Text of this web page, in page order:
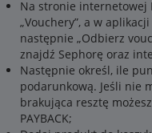
Na stronie internetowej
„Vouchery”, a w
następnie „Odbierz
znajdź Sephorę oraz
Następnie określ, ile
podarunkową. Jeśli nie
brakująca resztę
PAYBACK;